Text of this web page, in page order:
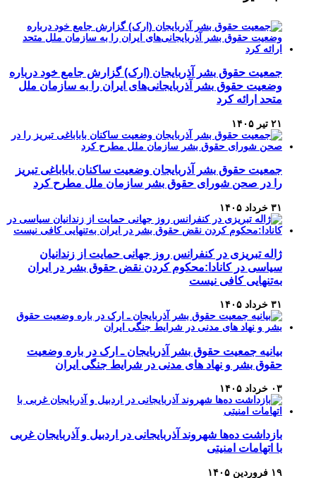
جمعیت حقوق بشر آذربایجان (ارک) گزارش جامع خود درباره
وضعیت حقوق بشر آذربایجانی‌های ایران را به سازمان ملل
متحد ارائه کرد
۲۱ تیر ۱۴۰۵
جمعیت حقوق بشر آذربایجان وضعیت ساکنان باباباغی تبریز
را در صحن شورای حقوق بشر سازمان ملل مطرح کرد
۳۱ خرداد ۱۴۰۵
ژاله تبریزی در کنفرانس روز جهانی حمایت از زندانیان
سیاسی در کانادا:محکوم کردن نقض حقوق بشر در ایران
به‌تنهایی کافی نیست
۳۱ خرداد ۱۴۰۵
بیانیه جمعیت حقوق بشر آذربایجان ـ ارک در باره وضعیت
حقوق بشر و نهاد های مدنی در شرایط جنگی ایران
۰۳ خرداد ۱۴۰۵
بازداشت ده‌ها شهروند آذربایجانی در اردبیل و آذربایجان غربی
با اتهامات امنیتی
۱۹ فروردین ۱۴۰۵